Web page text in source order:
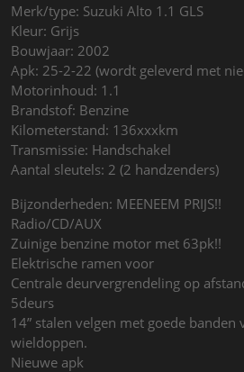
Merk/type: Suzuki Alto 1.1 GLS
Kleur: Grijs
Bouwjaar: 2002
Apk: 25-2-22 (wordt geleverd met
Motorinhoud: 1.1
Brandstof: Benzine
Kilometerstand: 136xxxkm
Transmissie: Handschakel
Aantal sleutels: 2 (2 handzenders)
Bijzonderheden: MEENEEM PRIJS!!
Radio/CD/AUX
Zuinige benzine motor met 63pk!!
Elektrische ramen voor
Centrale deurvergrendeling op
5deurs
14” stalen velgen met goede banden
wieldoppen.
Nieuwe apk